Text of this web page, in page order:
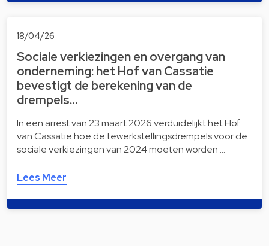
18/04/26
Sociale verkiezingen en overgang van
onderneming: het Hof van Cassatie
bevestigt de berekening van de
drempels…
In een arrest van 23 maart 2026 verduidelijkt het Hof
van Cassatie hoe de tewerkstellingsdrempels voor de
sociale verkiezingen van 2024 moeten worden …
Lees Meer